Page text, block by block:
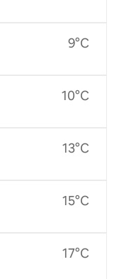
9°C
10°C
13°C
15°C
17°C